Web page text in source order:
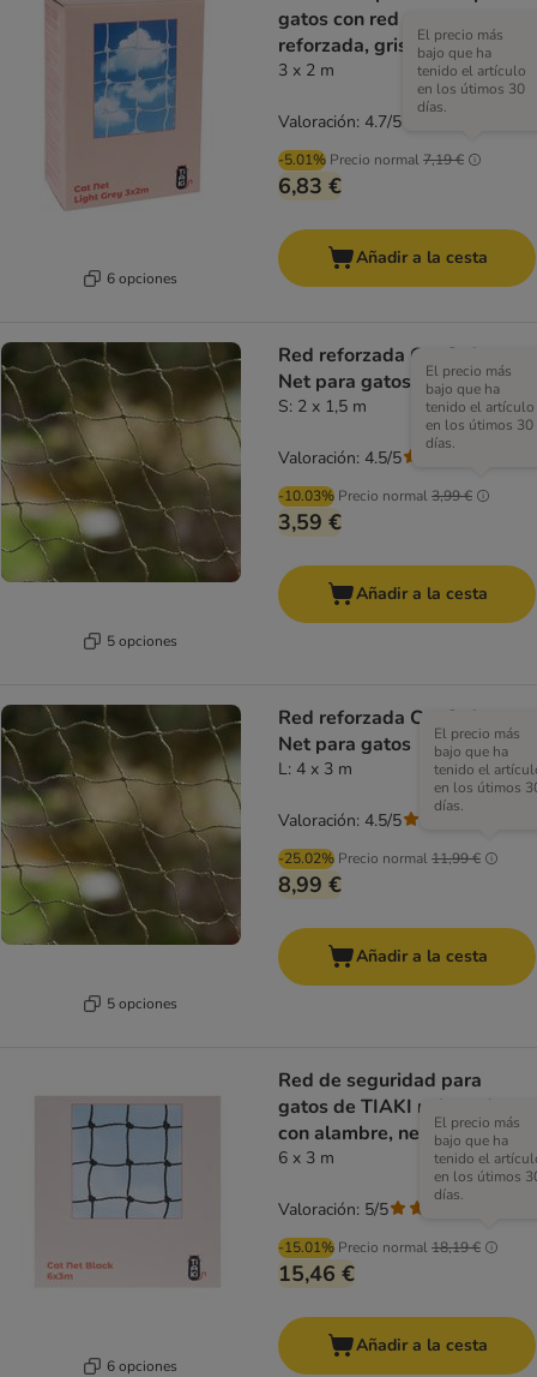
6 opciones
gatos con red protectora
reforzada, gris claro
3 x 2 m
-5.01% Precio normal7,19 €
El precio más
bajo que ha
tenido el artículo
en los útimos 30
días.
6,83 €
Valoración: 4.7/5
Añadir a la cesta
5 opciones
Red reforzada Cat Safety
Net para gatos
S: 2 x 1,5 m
-10.03% Precio normal3,99 €
El precio más
bajo que ha
tenido el artículo
en los útimos 30
días.
3,59 €
Valoración: 4.5/5
Añadir a la cesta
5 opciones
Red reforzada Cat Safety
Net para gatos
L: 4 x 3 m
-25.02% Precio normal11,99 €
El precio más
bajo que ha
tenido el
en los útimos
días.
8,99 €
Valoración: 4.5/5
Añadir a la cesta
6 opciones
Red de seguridad para
gatos de TIAKI reforzada
con alambre, negra
6 x 3 m
-15.01% Precio normal18,19 €
El precio más
bajo que ha
tenido el
en los útimos
días.
15,46 €
Valoración: 5/5
Añadir a la cesta